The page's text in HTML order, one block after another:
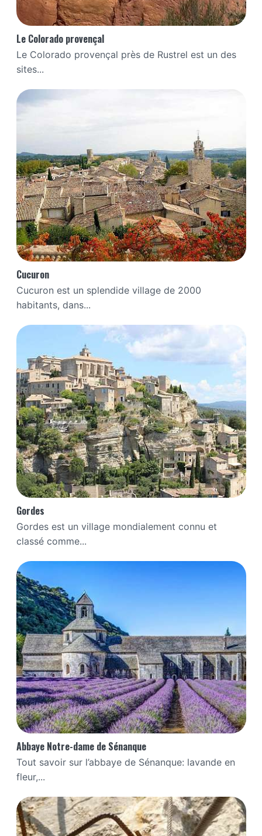
Le Colorado provençal
Le Colorado provençal près de Rustrel est un des
sites...
Cucuron
Cucuron est un splendide village de 2000
habitants, dans...
Gordes
Gordes est un village mondialement connu et
classé comme...
Abbaye Notre-dame de Sénanque
Tout savoir sur l’abbaye de Sénanque: lavande en
fleur,...